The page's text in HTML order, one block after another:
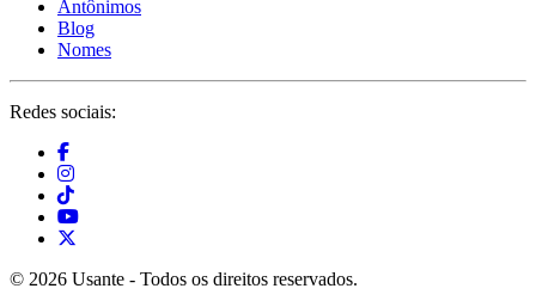
Antônimos
Blog
Nomes
Redes sociais:
© 2026 Usante - Todos os direitos reservados.